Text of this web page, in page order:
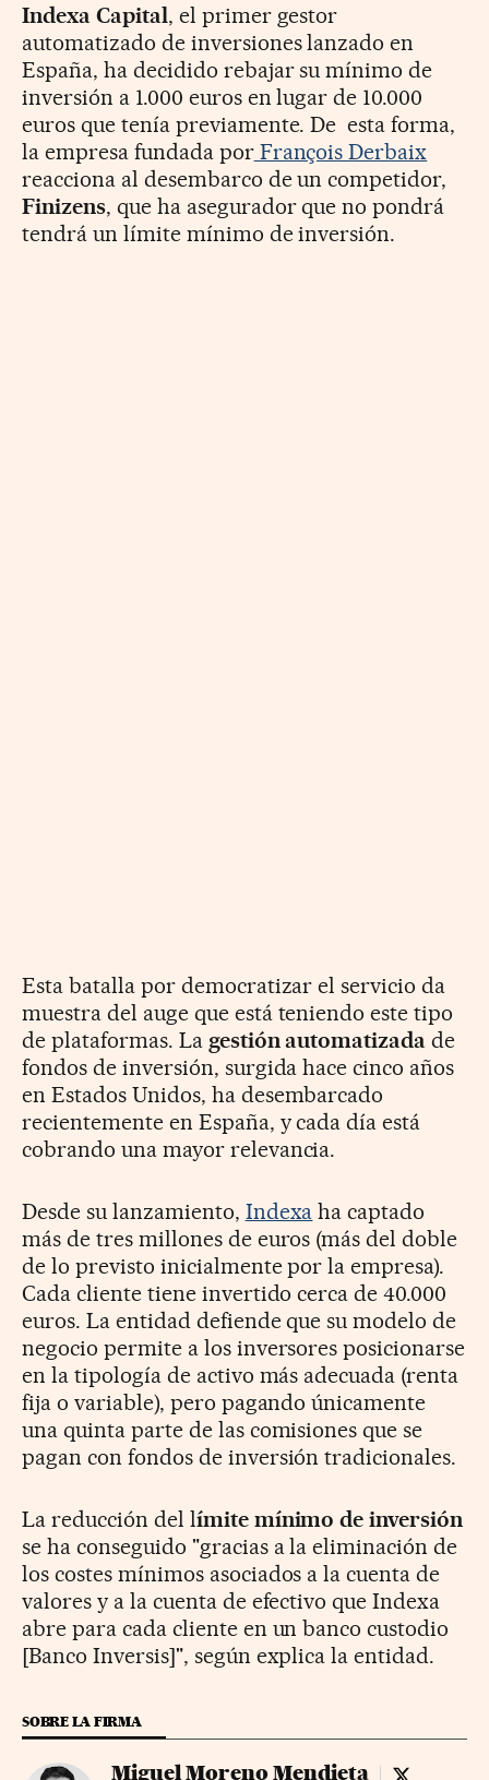
Indexa Capital, el primer gestor
automatizado de inversiones lanzado en
España, ha decidido rebajar su mínimo de
inversión a 1.000 euros en lugar de 10.000
euros que tenía previamente. De esta forma,
la empresa fundada porFrançois Derbaix
reacciona al desembarco de un competidor,
Finizens, que ha asegurador que no pondrá
tendrá un límite mínimo de inversión.
Esta batalla por democratizar el servicio da
muestra del auge que está teniendo este tipo
de plataformas. La gestión automatizada de
fondos de inversión, surgida hace cinco años
en Estados Unidos, ha desembarcado
recientemente en España, y cada día está
cobrando una mayor relevancia.
Desde su lanzamiento, Indexa ha captado
más de tres millones de euros (más del doble
de lo previsto inicialmente por la empresa).
Cada cliente tiene invertido cerca de 40.000
euros. La entidad defiende que su modelo de
negocio permite a los inversores posicionarse
en la tipología de activo más adecuada (renta
fija o variable), pero pagando únicamente
una quinta parte de las comisiones que se
pagan con fondos de inversión tradicionales.
La reducción del límite mínimo de inversión
se ha conseguido "gracias a la eliminación de
los costes mínimos asociados a la cuenta de
valores y a la cuenta de efectivo que Indexa
abre para cada cliente en un banco custodio
[Banco Inversis]", según explica la entidad.
SOBRE LA FIRMA
Miguel Moreno Mendieta